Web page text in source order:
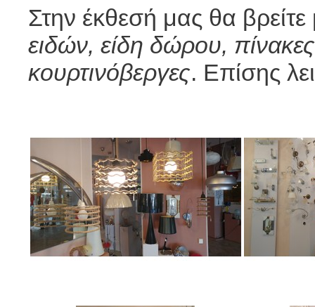
Στην έκθεσή μας θα βρείτε
ειδών, είδη δώρου,
κουρτινόβεργες. Επίσης